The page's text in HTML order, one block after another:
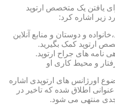
یافتن یک متخصص ارتوپد
زیر اشاره کرد:
و دوستان و منابع آنلاین
ارتوپد کمک بگیرید.
نامه های جراح ارتوپد.
و محیط کاری او
اورژانس های ارتوپدی اشاره
اطلاق شده که تاخیر در
منتهی می شود.